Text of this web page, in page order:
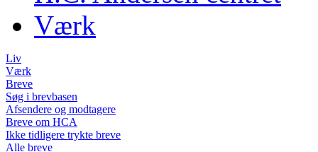
Værk
Liv
Værk
Breve
Søg i brevbasen
Afsendere og modtagere
Breve om HCA
Ikke tidligere trykte breve
Alle breve